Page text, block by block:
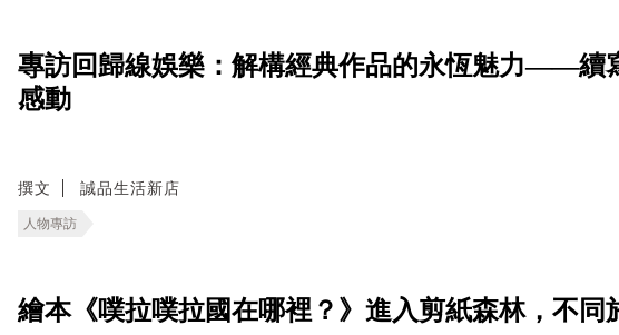
專訪回歸線娛樂：解構經典作品的永恆魅力——續
感動
撰文 誠品生活新店
人物專訪
繪本《噗拉噗拉國在哪裡？》進入剪紙森林，不同